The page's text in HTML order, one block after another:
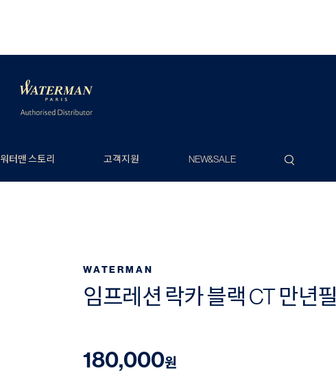
워터맨 스토리 고객지원 NEW&SALE
WATERMAN
임프레션 락카 블랙 CT 만년필
180,000원